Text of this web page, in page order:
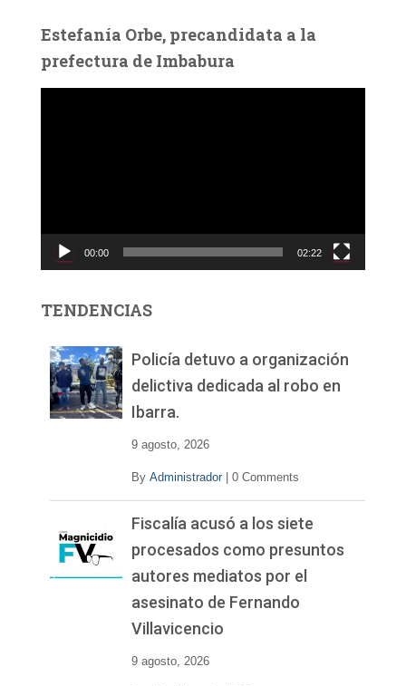
Estefanía Orbe, precandidata a la
prefectura de Imbabura
c
d
00:00 02:22
TENDENCIAS
Policía detuvo a organización
delictiva dedicada al robo en
Ibarra.
9 agosto, 2026
By Administrador 0 Comments
Fiscalía acusó a los siete
procesados como presuntos
autores mediatos por el
asesinato de Fernando
Villavicencio
9 agosto, 2026